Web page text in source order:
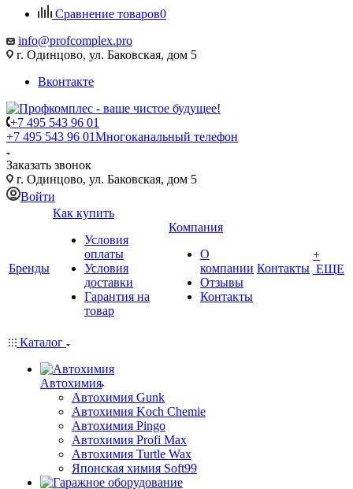
Сравнение товаров0
info@profcomplex.pro
г. Одинцово, ул. Баковская, дом 5
Вконтакте
+7 495 543 96 01
+7 495 543 96 01Многоканальный телефон
Заказать звонок
г. Одинцово, ул. Баковская, дом 5
Войти
Бренды
Как купить
Условия
оплаты
Условия
доставки
Гарантия на
товар
Компания
О
компании
Отзывы
Контакты
Контакты
+
ЕЩЕ
Каталог
Автохимия
Автохимия Gunk
Автохимия Koch Chemie
Автохимия Pingo
Автохимия Profi Max
Автохимия Turtle Wax
Японская химия Soft99